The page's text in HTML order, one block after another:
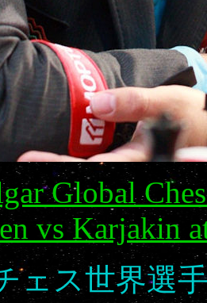
Global
vs Karjakin
ェス世界